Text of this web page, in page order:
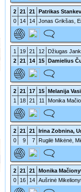
2 21 21 Patrikas
0
14 14 Jonas Grikšas,
1 19 21 12 Džiugas
2 21 14 15 Damielius
2 21 17 15 Melanija
1
18 21 11 Monika
2 21 21 Irina Zobnina,
0
9 7 Rugilė Mikėnė,
2 21 21 Monika
0
16 14 Aušrinė